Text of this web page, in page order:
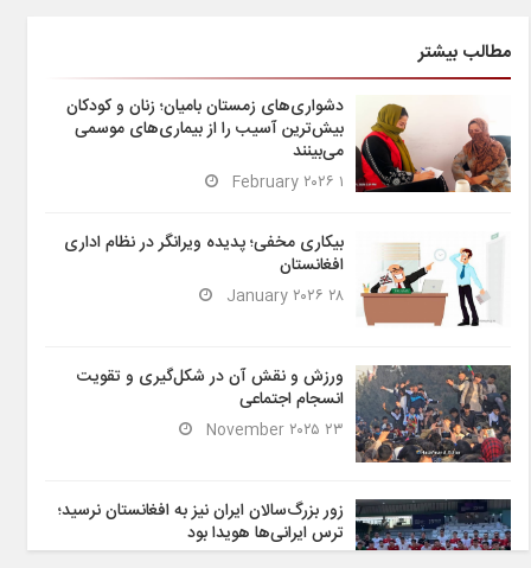
مطالب بیشتر
دشواری‌های زمستان بامیان؛ زنان و کودکان
بیش‌ترین آسیب را از بیماری‌های موسمی
می‌بینند
۱ February ۲۰۲۶
بیکاری مخفی؛ پدیده ویرانگر در نظام اداری
افغانستان
۲۸ January ۲۰۲۶
ورزش و نقش آن در شکل‌گیری و تقویت
انسجام اجتماعی
۲۳ November ۲۰۲۵
زور بزرگ‌سالان ایران نیز به افغانستان نرسید؛
ترس ایرانی‌ها هویدا بود